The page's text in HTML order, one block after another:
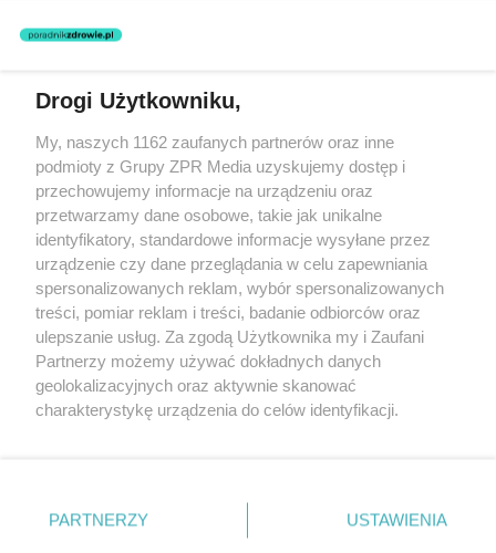
nie prowadzi działalności leczniczej polegającej na udzielaniu
świadczeń zdrowotnych w rozumieniu art. 3 ust 1 ustawy o
Żaden utwór zamieszczony w serwisie nie może być powielany i
rozpowszechniany lub dalej rozpowszechniany w jakikolwiek sposób
(w tym także elektroniczny lub mechaniczny) na jakimkolwiek polu
eksploatacji w jakiejkolwiek formie, włącznie z umieszczaniem w
Internecie bez pisemnej zgody właściciela praw. Jakiekolwiek użycie
lub wykorzystanie utworów w całości lub w części z naruszeniem
prawa, tzn. bez właściwej zgody, jest zabronione pod groźbą kary i
może być ścigane prawnie.
O nas
Nasze serwisy
Drogi Użytkowniku,
My, naszych 1162 zaufanych partnerów oraz inne
podmioty z Grupy ZPR Media uzyskujemy dostęp i
przechowujemy informacje na urządzeniu oraz
przetwarzamy dane osobowe, takie jak unikalne
identyfikatory, standardowe informacje wysyłane przez
urządzenie czy dane przeglądania w celu zapewniania
spersonalizowanych reklam, wybór spersonalizowanych
treści, pomiar reklam i treści, badanie odbiorców oraz
ulepszanie usług. Za zgodą Użytkownika my i Zaufani
Partnerzy możemy używać dokładnych danych
geolokalizacyjnych oraz aktywnie skanować
charakterystykę urządzenia do celów identyfikacji.
zmienić/wycofać klikając przycisk ustawień prywatności
znajdujący się w lewym dolnym rogu strony
PARTNERZY USTAWIENIA